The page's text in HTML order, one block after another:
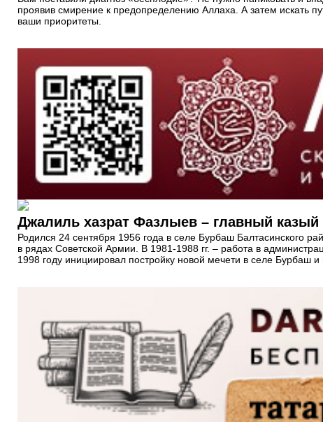
проявив смирение к предопределению Аллаха. А затем искать
ваши приоритеты.
Джалиль хазрат Фазлыев – главный казый
Родился 24 сентября 1956 года в селе Бурбаш Балтасинского
в рядах Советской Армии. В 1981-1988 гг. – работа в
1998 году инициировал постройку новой мечети в селе Бурбаш